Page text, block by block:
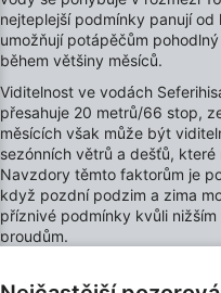
nejteplejší podmínky panují
umožňují potápěčům
během většiny měsíců.
Viditelnost ve vodách
přesahuje 20 metrů/66 stop,
měsících však může být
sezónních větrů a dešťů,
Navzdory těmto faktorům je
když pozdní podzim a zima
příznivé podmínky kvůli
proudům.
Měření výkonu obsahu
Porozumění publiku
statistik nebo kombinací
zdrojů
Rozvoj a zlepšování
Použití omezených
Speciální funkce IAB: